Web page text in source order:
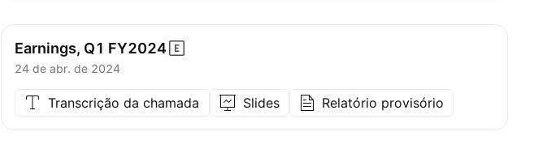
Earnings, Q1 FY2024
24 de abr. de 2024
Transcrição da chamada Slides Relatório provisório